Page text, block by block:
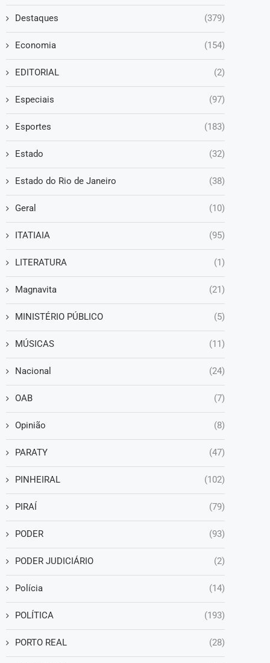
Destaques (379)
Economia (154)
EDITORIAL (2)
Especiais (97)
Esportes (183)
Estado (32)
Estado do Rio de Janeiro (38)
Geral (10)
ITATIAIA (95)
LITERATURA (1)
Magnavita (21)
MINISTÉRIO PÚBLICO (5)
MÚSICAS (11)
Nacional (24)
OAB (7)
Opinião (8)
PARATY (47)
PINHEIRAL (102)
PIRAÍ (79)
PODER (93)
PODER JUDICIÁRIO (2)
Polícia (14)
POLÍTICA (193)
PORTO REAL (28)